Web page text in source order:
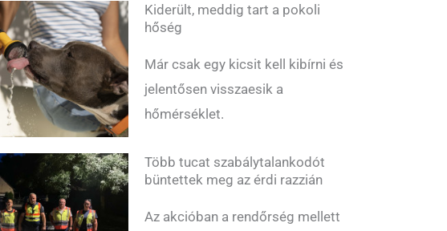
Kiderült, meddig tart a pokoli
hőség
Már csak egy kicsit kell kibírni és
jelentősen visszaesik a
hőmérséklet.
Több tucat szabálytalankodót
büntettek meg az érdi razzián
Az akcióban a rendőrség mellett